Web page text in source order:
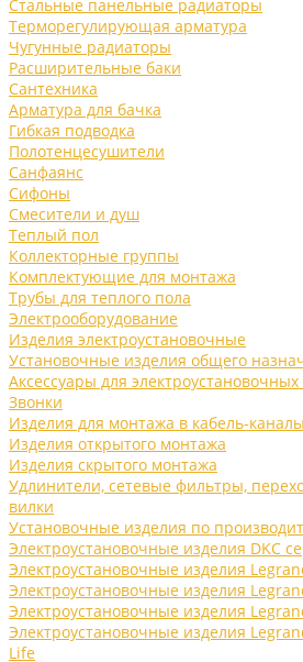
Стальные панельные радиаторы
Терморегулирующая арматура
Чугунные радиаторы
Расширительные баки
Сантехника
Арматура для бачка
Гибкая подводка
Полотенцесушители
Санфаянс
Сифоны
Смесители и душ
Теплый пол
Коллекторные группы
Комплектующие для монтажа
Трубы для теплого пола
Электрооборудование
Изделия электроустановочные
Установочные изделия общего
Аксессуары для
Звонки
Изделия для монтажа в кабель-каналы
Изделия открытого монтажа
Изделия скрытого монтажа
Удлинители, сетевые фильтры,
вилки
Установочные изделия по
Электроустановочные изделия DKC
Электроустановочные изделия
Электроустановочные изделия
Электроустановочные изделия
Электроустановочные изделия
Life